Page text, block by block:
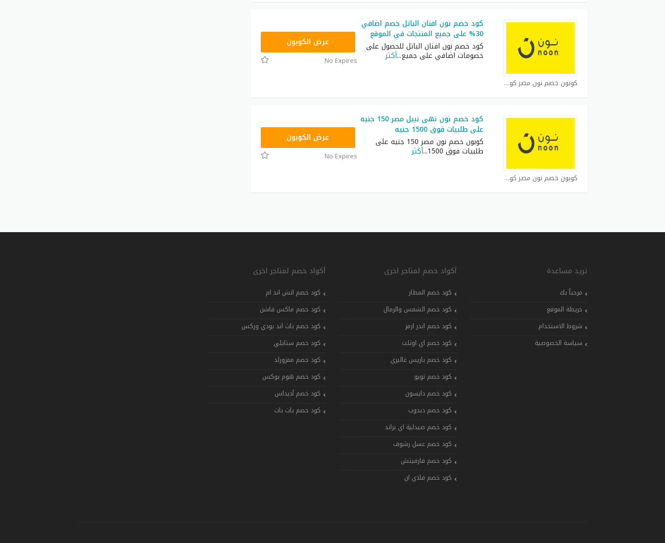
كوبون خصم نون مصر كوبون
كود خصم نون افنان الباتل خصم اضافي
30% على جميع المنتجات في الموقع
كود خصم نون افنان الباتل للحصول على
خصومات اضافي على جميع...أكثر
RRF24عرض الكوبون
No Expires
كوبون خصم نون مصر كوبون
كود خصم نون نهى نبيل مصر 150 جنيه
على طلبيات فوق 1500 جنيه
كوبون خصم نون مصر 150 جنيه على
طلبيات فوق 1500 ...أكثر
RRF24عرض الكوبون
No Expires
تريد مساعدة
مرحباً بك
خريطة الموقع
شروط الاستخدام
سياسة الخصوصية
أكواد خصم لمتاجر اخرى
كود خصم المطار
كود خصم الشمس والرمال
كود خصم اندر ارمر
كود خصم اي اوتلت
كود خصم باريس غاليري
كود خصم تويو
كود خصم دايسون
كود خصم دبدوب
كود خصم صيدلية اي براند
كود خصم عسل رشوف
كود خصم فارفيتش
كود خصم فلاي ان
أكواد خصم لمتاجر اخرى
كود خصم اتش اند ام
كود خصم ماكس فاشن
كود خصم باث اند بودي وركس
كود خصم ستايلي
كود خصم ممزورلد
كود خصم هوم بوكس
كود خصم أديداس
كود خصم بات بات